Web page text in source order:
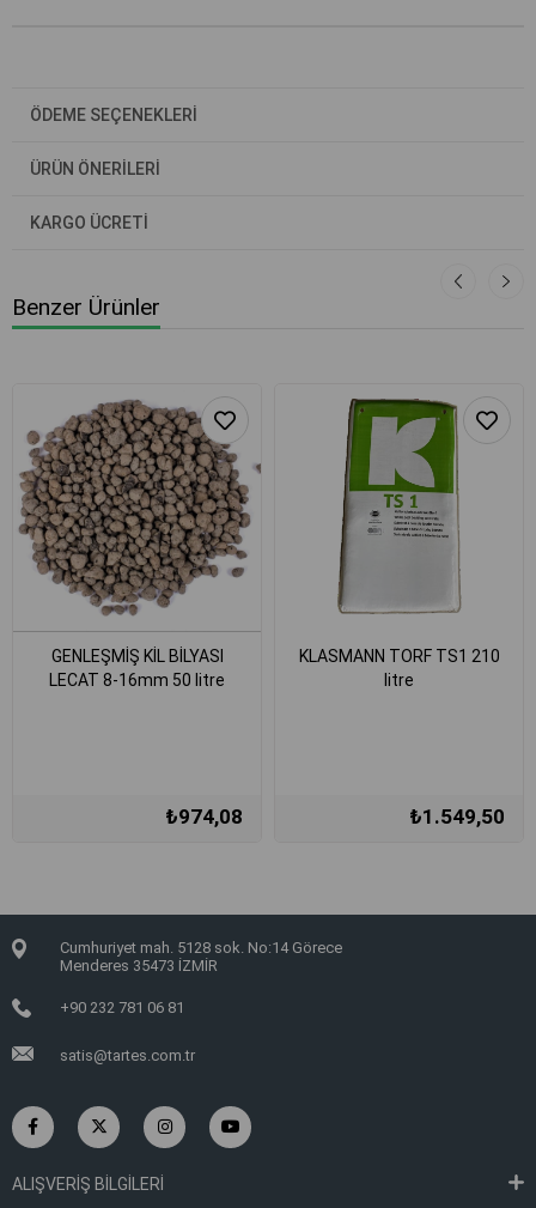
ÖDEME SEÇENEKLERI
ÜRÜN ÖNERILERI
KARGO ÜCRETİ
Benzer Ürünler
GENLEŞMİŞ KİL BİLYASI
LECAT 8-16mm 50 litre
₺974,08
KLASMANN TORF TS1 210
litre
₺1.549,50
Cumhuriyet mah. 5128 sok. No:14 Görece
Menderes 35473 İZMİR
+90 232 781 06 81
satis@tartes.com.tr
ALIŞVERİŞ BİLGİLERİ